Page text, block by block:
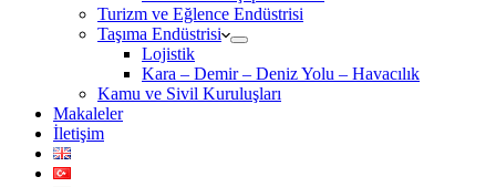
Turizm ve Eğlence Endüstrisi
Taşıma Endüstrisi
Lojistik
Kara – Demir – Deniz Yolu – Havacılık
Kamu ve Sivil Kuruluşları
Makaleler
İletişim